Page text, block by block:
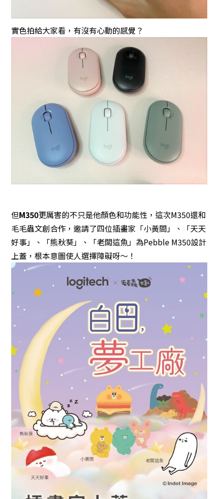
實色拍給大家看，有沒有心動的感覺？
但M350更厲害的不只是他顏色和功能性，這次M350還和
毛毛蟲文創合作，邀請了四位插畫家「小黃間」、「天天
好事」、「熊秋葵」、「老闆這魚」為Pebble M350設計
上蓋，根本意圖使人選擇障礙呀～！